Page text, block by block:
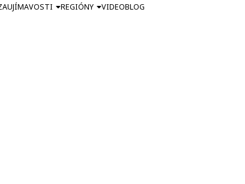
REGIÓNY VIDEOBLOG